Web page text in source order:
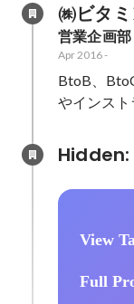
㈱ビタ
営業企画部
Apr 2016-
BtoB、
View
Full